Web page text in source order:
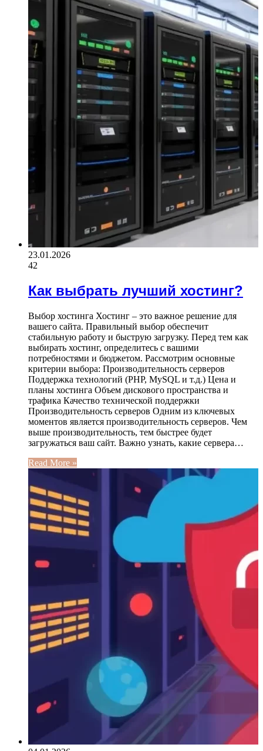
23.01.2026
42
Как выбрать лучший хостинг?
Выбор хостинга Хостинг – это важное решение для
вашего сайта. Правильный выбор обеспечит
стабильную работу и быструю загрузку. Перед тем как
выбирать хостинг, определитесь с вашими
потребностями и бюджетом. Рассмотрим основные
критерии выбора: Производительность серверов
Поддержка технологий (PHP, MySQL и т.д.) Цена и
планы хостинга Объем дискового пространства и
трафика Качество технической поддержки
Производительность серверов Одним из ключевых
моментов является производительность серверов. Чем
выше производительность, тем быстрее будет
загружаться ваш сайт. Важно узнать, какие сервера…
Read More »